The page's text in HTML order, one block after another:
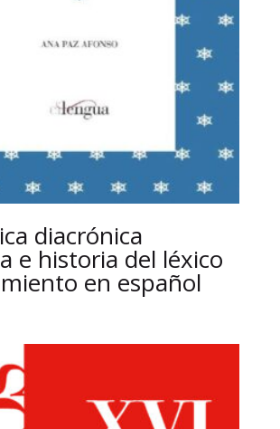
diacrónica
e historia del léxico
en español